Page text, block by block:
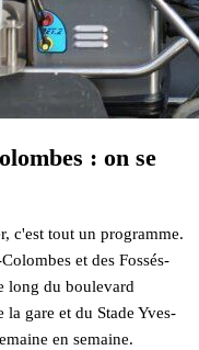
: on se
c'est tout un programme.
et des Fossés-
long du boulevard
gare et du Stade Yves-
en semaine.